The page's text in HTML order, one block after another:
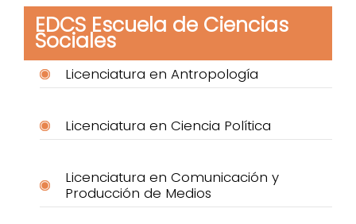
EDCS Escuela de Ciencias
Sociales
Licenciatura en Antropología
Licenciatura en Ciencia Política
Licenciatura en Comunicación y
Producción de Medios